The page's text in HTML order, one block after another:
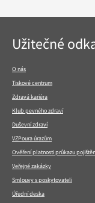
Navigace
v
Užitečné
O nás
Tiskové centrum
Zdravá kariéra
Klub pevného zdraví
Duševní zdraví
VZPoura úrazům
Ověření platnosti průkazu
Veřejné zakázky
Smlouvy s poskytovateli
Úřední deska